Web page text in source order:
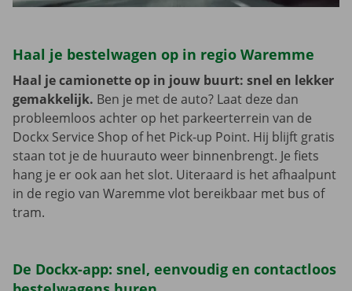
Haal je bestelwagen op in regio Waremme
Haal je camionette op in jouw buurt: snel en lekker
gemakkelijk. Ben je met de auto? Laat deze dan
probleemloos achter op het parkeerterrein van de
Dockx Service Shop of het Pick-up Point. Hij blijft gratis
staan tot je de huurauto weer binnenbrengt. Je fiets
hang je er ook aan het slot. Uiteraard is het afhaalpunt
in de regio van Waremme vlot bereikbaar met bus of
tram.
De Dockx-app: snel, eenvoudig en contactloos